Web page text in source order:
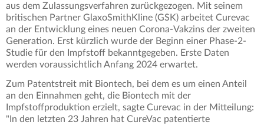
aus dem Zulassungsverfahren zurückgezogen. Mit seinem
britischen Partner GlaxoSmithKline (GSK) arbeitet Curevac
an der Entwicklung eines neuen Corona-Vakzins der zweiten
Generation. Erst kürzlich wurde der Beginn einer Phase-2-
Studie für den Impfstoff bekanntgegeben. Erste Daten
werden voraussichtlich Anfang 2024 erwartet.
Zum Patentstreit mit Biontech, bei dem es um einen Anteil
an den Einnahmen geht, die Biontech mit der
Impfstoffproduktion erzielt, sagte Curevac in der Mitteilung:
"In den letzten 23 Jahren hat CureVac patentierte